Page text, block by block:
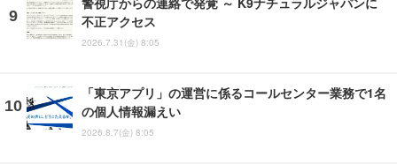
不正アクセス
2026.7.31(金) 8:05
「東京アプリ」の運営に係るコールセンター業務で1名
の個人情報漏えい
2026.8.7(金) 8:05